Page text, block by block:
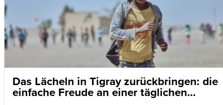
Das Lächeln in Tigray zurückbringen: die
einfache Freude an einer täglichen